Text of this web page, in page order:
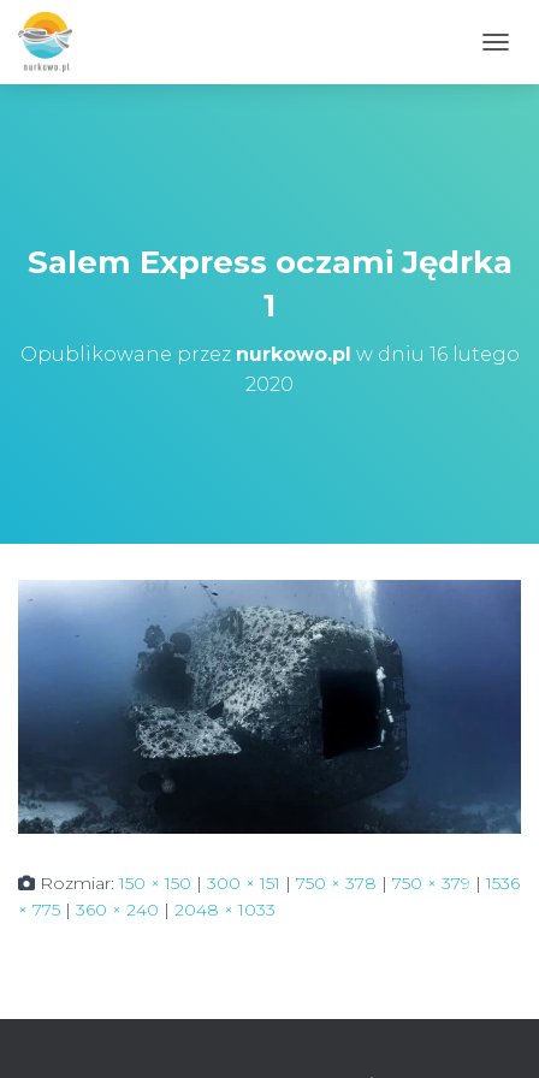
Salem Express oczami Jędrka
1
Opublikowane przez nurkowo.pl w dniu 16 lutego
2020
Rozmiar:150 × 150 | 300 × 151 | 750 × 378 | 750 × 379 | 1536
× 775 | 360 × 240 | 2048 × 1033